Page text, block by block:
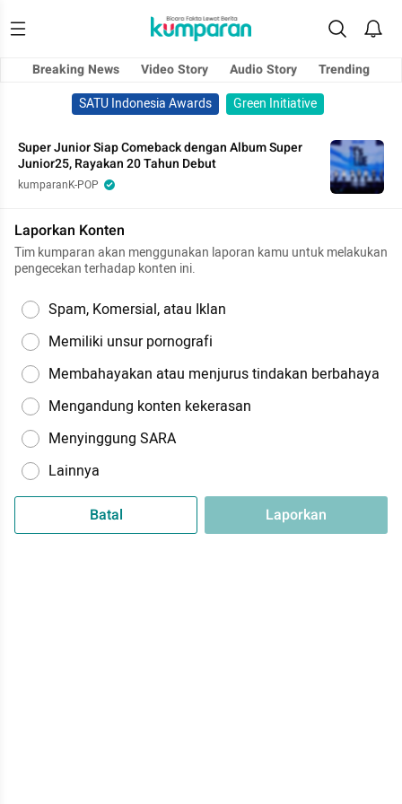
Breaking News Video Story Audio Story
Trending
SATU Indonesia Awards
Green Initiative
Super Junior Siap Comeback dengan Album Super
Junior25, Rayakan 20 Tahun Debut
kumparanK-POP
Laporkan Konten
Tim kumparan akan menggunakan laporan kamu untuk melakukan
pengecekan terhadap konten ini.
Spam, Komersial, atau Iklan
Memiliki unsur pornografi
Membahayakan atau menjurus tindakan berbahaya
Mengandung konten kekerasan
Menyinggung SARA
Lainnya
Batal Laporkan